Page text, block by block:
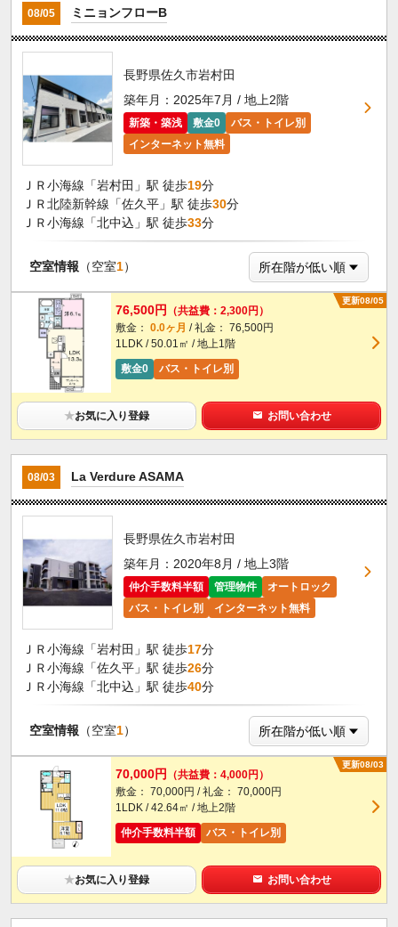
08/05 ミニョンフローB
長野県佐久市岩村田
築年月：2025年7月 / 地上2階
新築・築浅 敷金0
バス・トイレ別
インターネット無料
ＪＲ小海線「岩村田」駅 徒歩19分
ＪＲ北陸新幹線「佐久平」駅 徒歩30分
ＪＲ小海線「北中込」駅 徒歩33分
空室情報 （空室1）
更新08/05
76,500円
（共益費：2,300円）
敷金： 0.0ヶ月 / 礼金： 76,500円
1LDK / 50.01㎡ / 地上1階
敷金0
バス・トイレ別
★お気に入り登録 お問い合わせ
08/03 La Verdure ASAMA
長野県佐久市岩村田
築年月：2020年8月 / 地上3階
仲介手数料半額 管理物件
オートロック
バス・トイレ別
インターネット無料
ＪＲ小海線「岩村田」駅 徒歩17分
ＪＲ小海線「佐久平」駅 徒歩26分
ＪＲ小海線「北中込」駅 徒歩40分
空室情報 （空室1）
更新08/03
70,000円
（共益費：4,000円）
敷金： 70,000円 / 礼金： 70,000円
1LDK / 42.64㎡ / 地上2階
仲介手数料半額
バス・トイレ別
★お気に入り登録 お問い合わせ